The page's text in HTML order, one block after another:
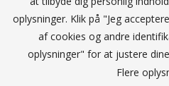
oplysninger. Klik på "Jeg
af cookies og andre
oplysninger" for at justere
Flere